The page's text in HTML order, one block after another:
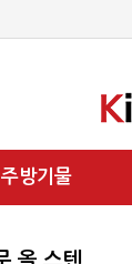
방기물